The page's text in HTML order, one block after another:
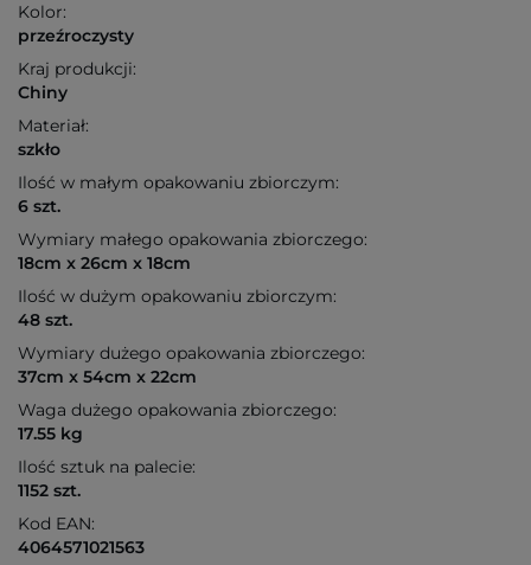
Kolor:
przeźroczysty
Kraj produkcji:
Chiny
Materiał:
szkło
Ilość w małym opakowaniu zbiorczym:
6 szt.
Wymiary małego opakowania zbiorczego:
18cm x 26cm x 18cm
Ilość w dużym opakowaniu zbiorczym:
48 szt.
Wymiary dużego opakowania zbiorczego:
37cm x 54cm x 22cm
Waga dużego opakowania zbiorczego:
17.55 kg
Ilość sztuk na palecie:
1152 szt.
Kod EAN:
4064571021563